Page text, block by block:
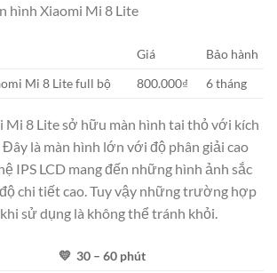
hình Xiaomi Mi 8 Lite
Giá
Bảo hành
Mi 8 Lite full bộ 800.000₫ 6 tháng
8 Lite sở hữu màn hình tai thỏ với kích
là màn hình lớn với độ phân giải cao
IPS LCD mang đến những hình ảnh sắc
chi tiết cao. Tuy vậy những trường hợp
sử dụng là không thể tránh khỏi.
💛 30 – 60 phút